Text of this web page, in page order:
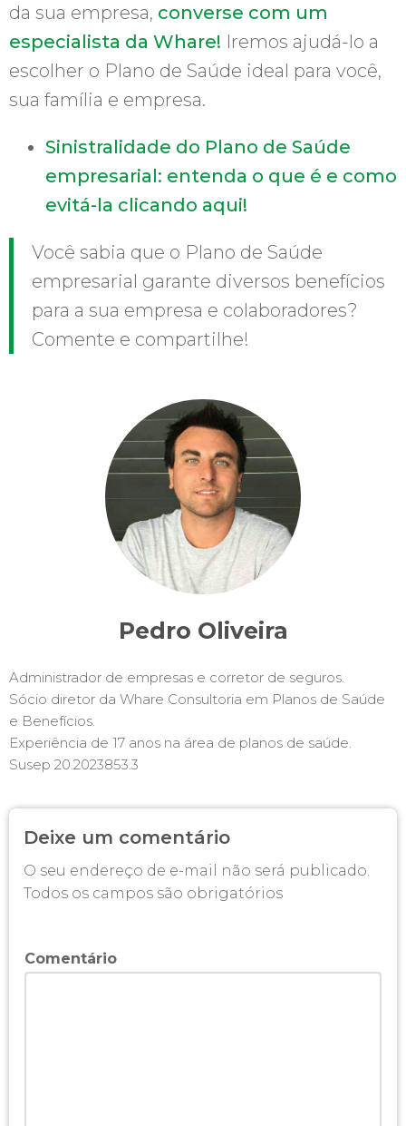
da sua empresa, converse com um
especialista da Whare! Iremos ajudá-lo a
escolher o Plano de Saúde ideal para você,
sua família e empresa.
Sinistralidade do Plano de Saúde
empresarial: entenda o que é e como
evitá-la clicando aqui!
Você sabia que o Plano de Saúde
empresarial garante diversos benefícios
para a sua empresa e colaboradores?
Comente e compartilhe!
Pedro Oliveira
Administrador de empresas e corretor de seguros.
Sócio diretor da Whare Consultoria em Planos de Saúde
e Benefícios.
Experiência de 17 anos na área de planos de saúde.
Susep 20.2023853.3
Deixe um comentário
O seu endereço de e-mail não será publicado.
Todos os campos são obrigatórios
Comentário